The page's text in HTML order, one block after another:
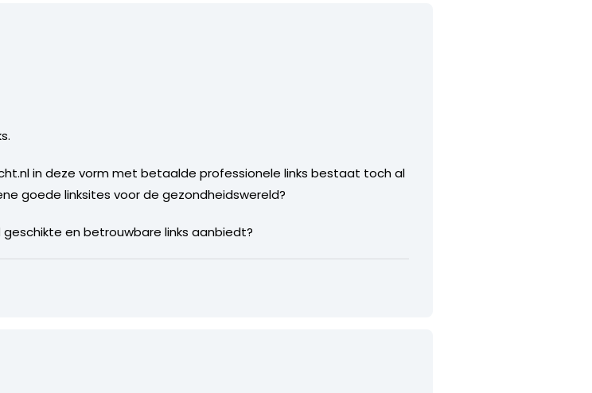
in deze vorm met betaalde professionele links bestaat toch al
goede linksites voor de gezondheidswereld?
en betrouwbare links aanbiedt?